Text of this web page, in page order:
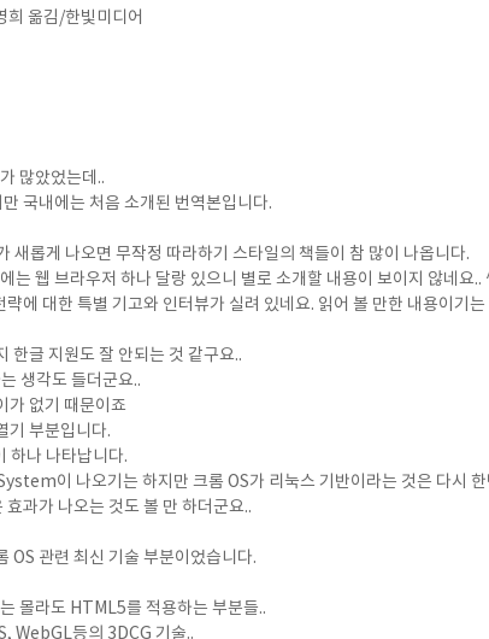
희 옮김/한빛미디어
많았었는데..
국내에는 처음 소개된 번역본입니다.
새롭게 나오면 무작정 따라하기 스타일의 책들이 참 많이 나옵니다.
는 웹 브라우저 하나 달랑 있으니 별로 소개할 내용이 보이지 않네요..
에 대한 특별 기고와 인터뷰가 실려 있네요. 읽어 볼 만한 내용이기는
한글 지원도 잘 안되는 것 같구요..
생각도 들더군요..
가 없기 때문이죠
기 부분입니다.
하나 나타납니다.
이 나오기는 하지만 크롬 OS가 리눅스 기반이라는 것은 다시 한
과가 나오는 것도 볼 만 하더군요..
OS 관련 최신 기술 부분이었습니다.
몰라도 HTML5를 적용하는 부분들..
WebGL등의 3DCG 기술..